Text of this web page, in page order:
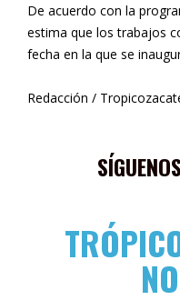
De acuerdo con la
estima que los trabajos
fecha en la que se
Redacción /